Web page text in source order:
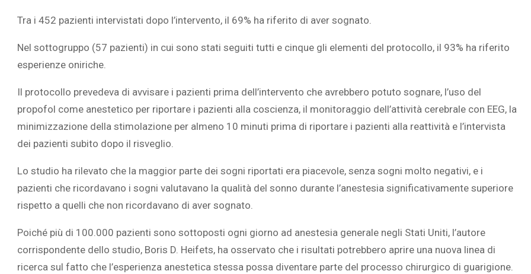
Tra i 452 pazienti intervistati dopo l’intervento, il 69% ha riferito di aver sognato.
Nel sottogruppo (57 pazienti) in cui sono stati seguiti tutti e cinque gli elementi del protocollo, il 93% ha riferito
esperienze oniriche.
Il protocollo prevedeva di avvisare i pazienti prima dell’intervento che avrebbero potuto sognare, l’uso del
propofol come anestetico per riportare i pazienti alla coscienza, il monitoraggio dell’attività cerebrale con EEG, la
minimizzazione della stimolazione per almeno 10 minuti prima di riportare i pazienti alla reattività e l’intervista
dei pazienti subito dopo il risveglio.
Lo studio ha rilevato che la maggior parte dei sogni riportati era piacevole, senza sogni molto negativi, e i
pazienti che ricordavano i sogni valutavano la qualità del sonno durante l’anestesia significativamente superiore
rispetto a quelli che non ricordavano di aver sognato.
Poiché più di 100.000 pazienti sono sottoposti ogni giorno ad anestesia generale negli Stati Uniti, l’autore
corrispondente dello studio, Boris D. Heifets, ha osservato che i risultati potrebbero aprire una nuova linea di
ricerca sul fatto che l’esperienza anestetica stessa possa diventare parte del processo chirurgico di guarigione.
RIVELA LE MELODIE CHE LE